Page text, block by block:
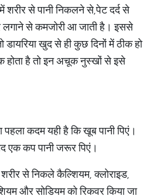
शरीर से पानी निकलने से,पेट दर्द से
से कमजोरी आ जाती है। इससे
खुद से ही कुछ दिनों में ठीक हो
होता है तो इन अचूक नुस्खों से इसे
पहला कदम यही है कि खूब पानी पिएं।
एक कप पानी जरूर पिएं।
से निकले कैल्शियम, क्लोराइड,
और सोडियम को रिकवर किया जा